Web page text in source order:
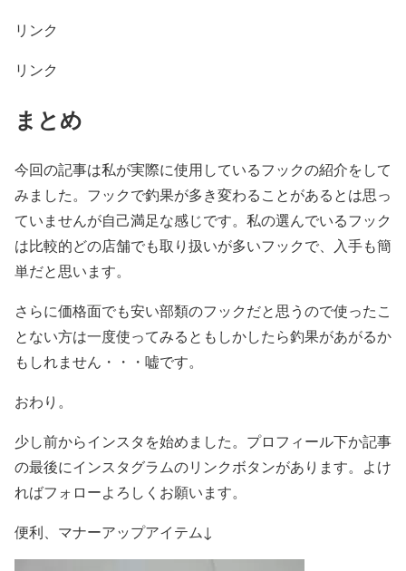
リンク
リンク
まとめ
今回の記事は私が実際に使用しているフックの紹介をして
みました。フックで釣果が多き変わることがあるとは思っ
ていませんが自己満足な感じです。私の選んでいるフック
は比較的どの店舗でも取り扱いが多いフックで、入手も簡
単だと思います。
さらに価格面でも安い部類のフックだと思うので使ったこ
とない方は一度使ってみるともしかしたら釣果があがるか
もしれません・・・嘘です。
おわり。
少し前からインスタを始めました。プロフィール下か記事
の最後にインスタグラムのリンクボタンがあります。よけ
ればフォローよろしくお願います。
便利、マナーアップアイテム↓